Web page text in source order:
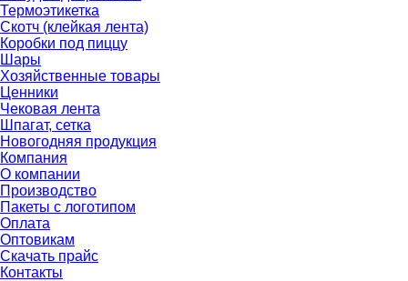
Термоэтикетка
Скотч (клейкая лента)
Коробки под пиццу
Шары
Хозяйственные товары
Ценники
Чековая лента
Шпагат, сетка
Новогодняя продукция
Компания
О компании
Производство
Пакеты с логотипом
Оплата
Оптовикам
Скачать прайс
Контакты